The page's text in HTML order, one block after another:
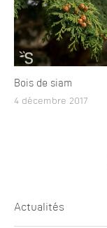
Bois de siam
4 décembre 2017
Actualités